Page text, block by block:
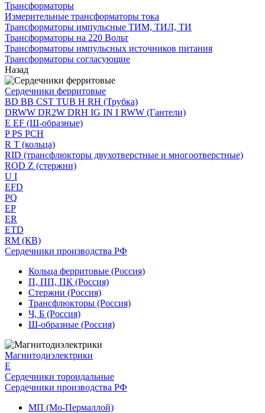
Трансформаторы
Измерительные трансформаторы тока
Трансформаторы импульсные ТИМ, ТИЛ, ТИ
Трансформаторы на 220 Вольт
Трансформаторы импульсных источников питания
Трансформаторы согласующие
Назад
Сердечники ферритовые
BD BB CST TUB H RH (Трубка)
DRWW DR2W DRH IG IN I RWW (Гантели)
E EF (Ш-образные)
P PS PCH
R T (кольца)
RID (трансфлюкторы двухотверстные и многоотверстные)
ROD Z (стержни)
U I
EFD
PQ
EP
ER
ETD
RM (КВ)
Сердечники производства РФ
Кольца ферритовые (Россия)
П, ПП, ПК (Россия)
Стержни (Россия)
Трансфлюкторы (Россия)
Ч, Б (Россия)
Ш-образные (Россия)
Магнитодиэлектрики
E
Сердечники тороидальные
Сердечники производства РФ
МП (Мо-Пермаллой)